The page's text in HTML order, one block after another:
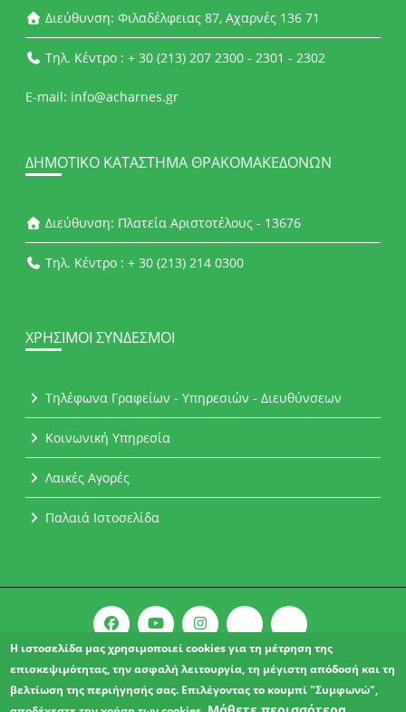
Διεύθυνση: Φιλαδέλφειας 87, Αχαρνές 136 71
Τηλ. Κέντρο : + 30 (213) 207 2300 - 2301 - 2302
E-mail: info@acharnes.gr
ΔΗΜΟΤΙΚΌ ΚΑΤΆΣΤΗΜΑ ΘΡΑΚΟΜΑΚΕΔΌΝΩΝ
Διεύθυνση: Πλατεία Αριστοτέλους - 13676
Τηλ. Κέντρο : + 30 (213) 214 0300
ΧΡΉΣΙΜΟΙ ΣΎΝΔΕΣΜΟΙ
Τηλέφωνα Γραφείων - Υπηρεσιών - Διευθύνσεων
Κοινωνική Υπηρεσία
Λαικές Αγορές
Παλαιά Ιστοσελίδα
Copyright © 2021 l Δήμος Αχαρνών.
ΔΗΛΩΣΗ ΠΡΟΣΒΑΣΙΜΟΤΗΤΑΣ
Η ιστοσελίδα μας χρησιμοποιεί cookies για τη μέτρηση της
επισκεψιμότητας, την ασφαλή λειτουργία, τη μέγιστη απόδοσή και τη
βελτίωση της περιήγησής σας. Επιλέγοντας το κουμπί "Συμφωνώ",